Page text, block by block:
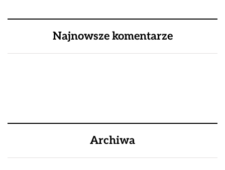
Najnowsze komentarze
Archiwa